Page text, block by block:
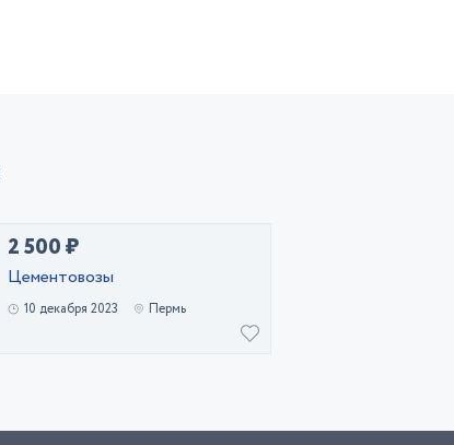
2 500 ₽
Цементовозы
10 декабря 2023 Пермь